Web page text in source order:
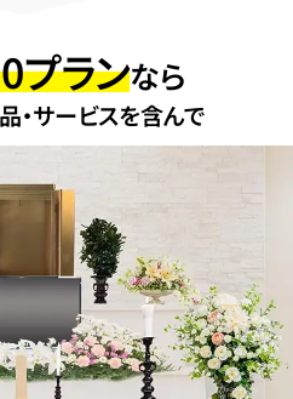
プランなら
・サービスを含んで